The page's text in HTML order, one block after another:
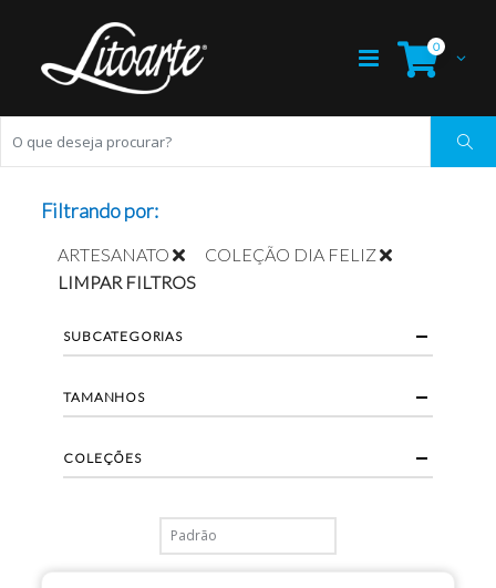
0
Filtrando por:
ARTESANATO
COLEÇÃO DIA FELIZ
LIMPAR FILTROS
SUBCATEGORIAS
TAMANHOS
COLEÇÕES